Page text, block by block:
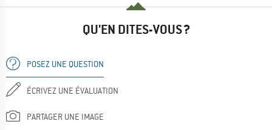
QU'EN DITES-VOUS ?
POSEZ UNE QUESTION
ÉCRIVEZ UNE ÉVALUATION
PARTAGER UNE IMAGE